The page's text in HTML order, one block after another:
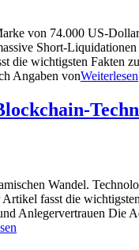
von 74.000 US-
Short-
die wichtigsten Fakten
Angaben vonWeiterlesen
Wandel.
fasst die
Anlegervertrauen Die